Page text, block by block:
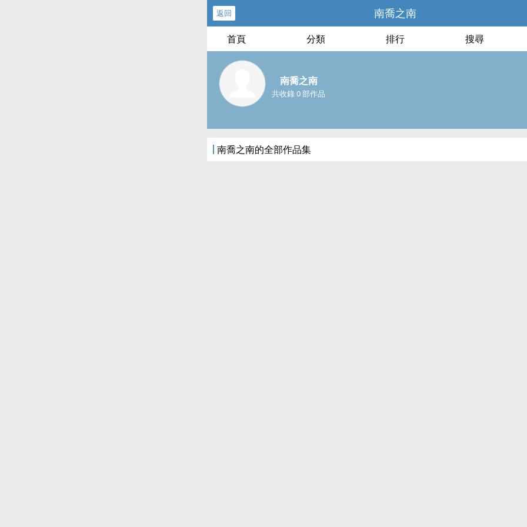
返回 南喬之南
首頁 分類 排行 搜尋
南喬之南
共收錄 0 部作品
南喬之南的全部作品集